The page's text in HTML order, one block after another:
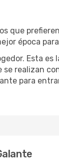
que
época
Esta
realizan
para